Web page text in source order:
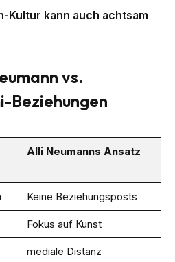
Kultur kann auch achtsam
vs.
Beziehungen
Alli Neumanns Ansatz
Keine Beziehungsposts
Fokus auf Kunst
mediale Distanz